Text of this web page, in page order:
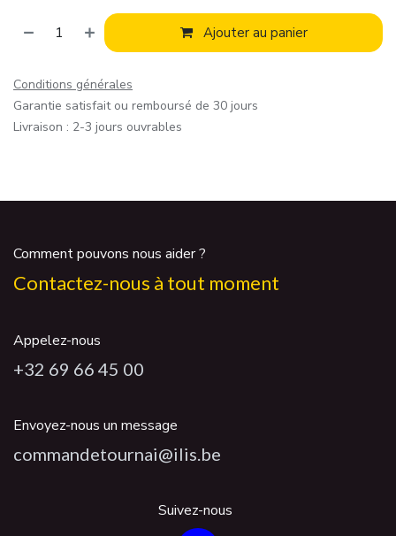
Ajouter au panier
Conditions générales
Garantie satisfait ou remboursé de 30 jours
Livraison : 2-3 jours ouvrables
Comment pouvons nous aider ?
Contactez-nous à tout moment
Appelez-nous
+32 69 66 45 00
Envoyez-nous un message
commandetournai@ilis.be
Suivez-nous